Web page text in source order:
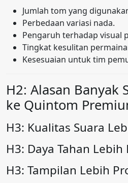
Jumlah tom yang
Perbedaan variasi nada.
Pengaruh terhadap visual
Tingkat kesulitan
Kesesuaian untuk tim
H2: Alasan Banyak
ke Quintom
H3: Kualitas Suara
H3: Daya Tahan Lebih
H3: Tampilan Lebih